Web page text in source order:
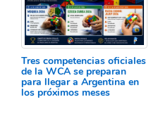
Tres competencias oficiales
de la WCA se preparan
para llegar a Argentina en
los próximos meses